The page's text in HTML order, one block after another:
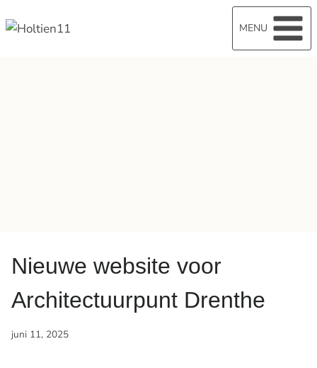
MENU
Nieuwe website voor
Architectuurpunt Drenthe
juni 11, 2025